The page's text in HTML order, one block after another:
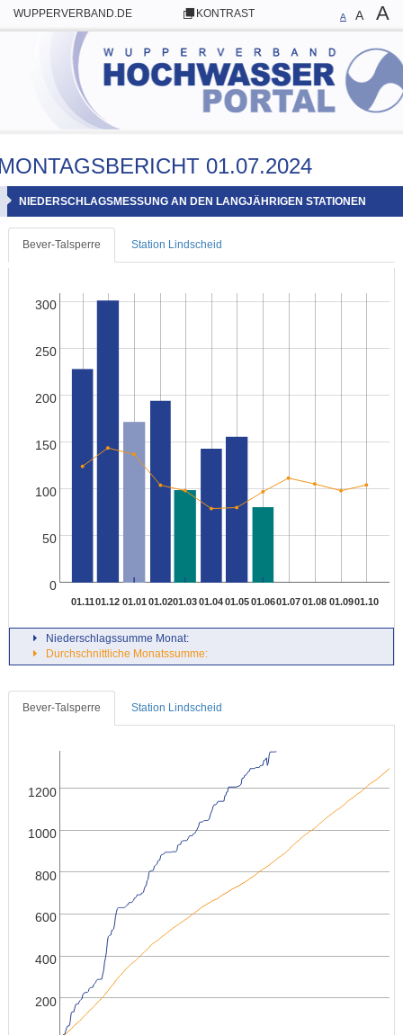
WUPPERVERBAND.DE KONTRAST A A A
01.07.2024
NIEDERSCHLAGSMESSUNG AN DEN LANGJÄHRIGEN STATIONEN
Bever-Talsperre Station Lindscheid
0
50
100
150
200
250
300
01.11 01.12 01.01 01.0201.0301.0401.0501.0601.0701.08 01.0901.10
Niederschlagssumme Monat:
Durchschnittliche Monatssumme:
Bever-Talsperre Station Lindscheid
200
400
600
800
1000
1200